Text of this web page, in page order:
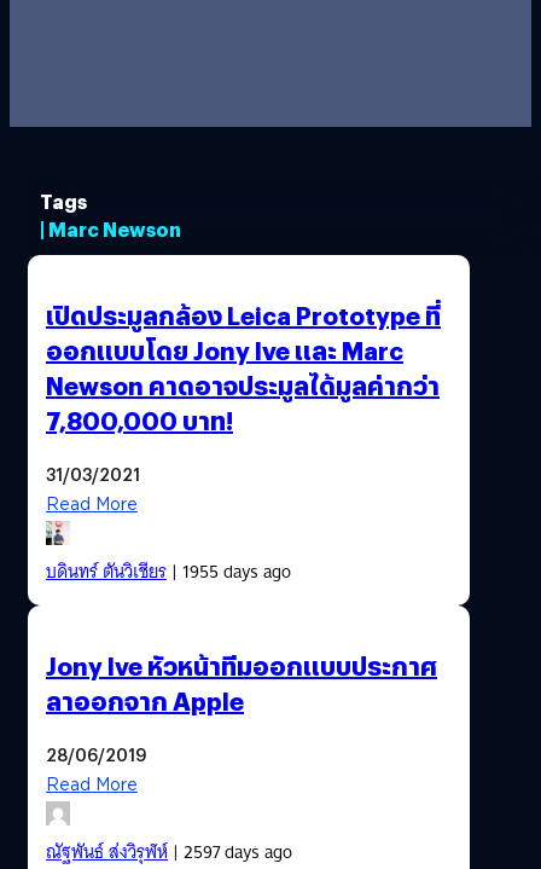
Tags
| Marc Newson
เปิดประมูลกล้อง Leica Prototype ที่
ออกแบบโดย Jony Ive และ Marc
Newson คาดอาจประมูลได้มูลค่ากว่า
7,800,000 บาท!
31/03/2021
Read More
บดินทร์ ตันวิเชียร| 1955 days ago
Jony Ive หัวหน้าทีมออกแบบประกาศ
ลาออกจาก Apple
28/06/2019
Read More
ณัฐพันธ์ ส่งวิรุฬห์| 2597 days ago